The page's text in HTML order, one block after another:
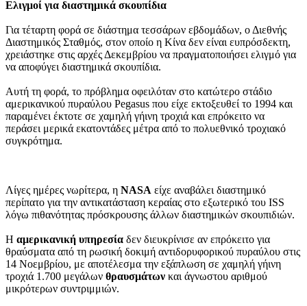
Ελιγμοί για διαστημικά σκουπίδια
Για τέταρτη φορά σε διάστημα τεσσάρων εβδομάδων, ο Διεθνής
Διαστημικός Σταθμός, στον οποίο η Κίνα δεν είναι ευπρόσδεκτη,
χρειάστηκε στις αρχές Δεκεμβρίου να πραγματοποιήσει ελιγμό για
να αποφύγει διαστημικά σκουπίδια.
Αυτή τη φορά, το πρόβλημα οφειλόταν στο κατώτερο στάδιο
αμερικανικού πυραύλου Pegasus που είχε εκτοξευθεί το 1994 και
παραμένει έκτοτε σε χαμηλή γήινη τροχιά και επρόκειτο να
περάσει μερικά εκατοντάδες μέτρα από το πολυεθνικό τροχιακό
συγκρότημα.
Λίγες ημέρες νωρίτερα, η NASA είχε αναβάλει διαστημικό
περίπατο για την αντικατάσταση κεραίας στο εξωτερικό του ISS
λόγω πιθανότητας πρόσκρουσης άλλων διαστημικών σκουπιδιών.
Η αμερικανική υπηρεσία δεν διευκρίνισε αν επρόκειτο για
θραύσματα από τη ρωσική δοκιμή αντιδορυφορικού πυραύλου στις
14 Νοεμβρίου, με αποτέλεσμα την εξάπλωση σε χαμηλή γήινη
τροχιά 1.700 μεγάλων θραυσμάτων και άγνωστου αριθμού
μικρότερων συντριμμιών.